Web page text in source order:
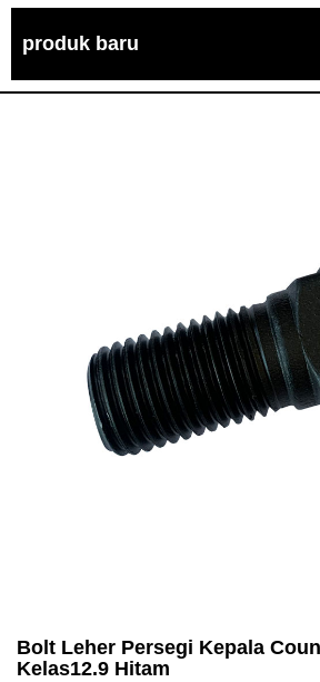
produk baru
Bolt Leher Persegi Kepala
Kelas12.9 Hitam